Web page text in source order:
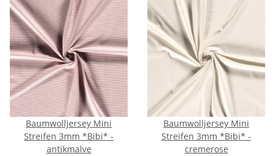
Baumwolljersey Mini
Streifen 3mm *Bibi* -
antikmalve
Baumwolljersey Mini
Streifen 3mm *Bibi* -
cremerose